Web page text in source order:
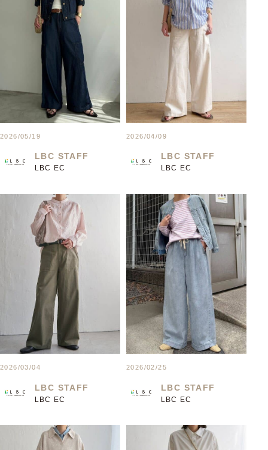
2026/05/19
LBC STAFF
LBC EC
2026/04/09
LBC STAFF
LBC EC
2026/03/04
LBC STAFF
LBC EC
2026/02/25
LBC STAFF
LBC EC